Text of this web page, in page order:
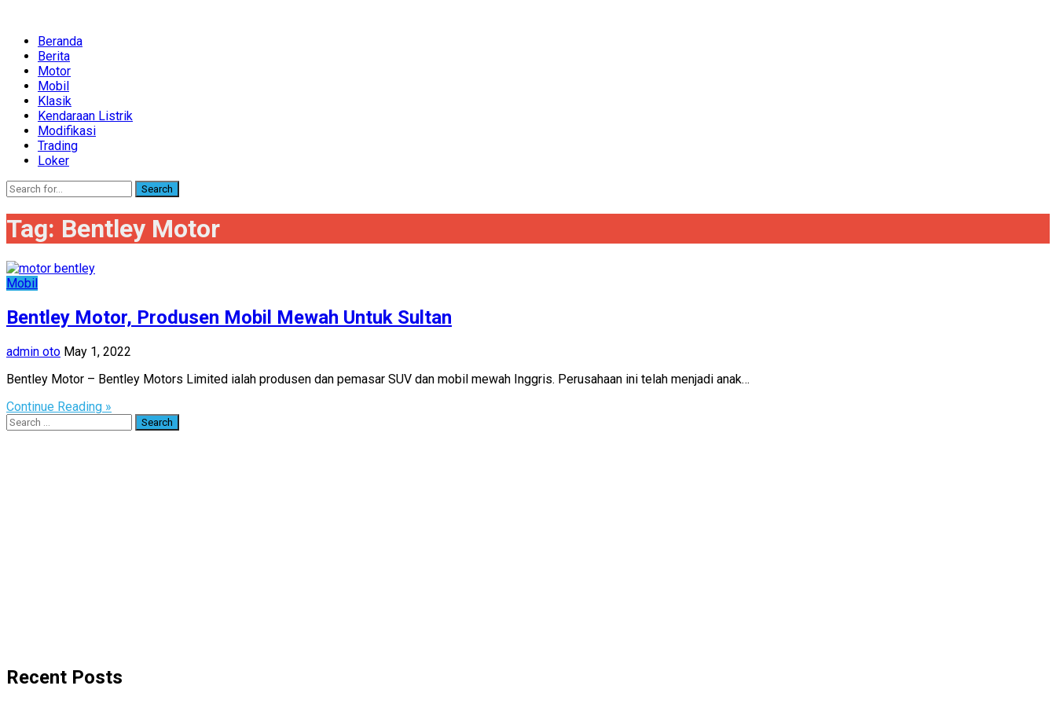
Beranda
Berita
Motor
Mobil
Klasik
Kendaraan Listrik
Modifikasi
Trading
Loker
Search
Tag: Bentley Motor
Mobil
Bentley Motor, Produsen Mobil Mewah Untuk Sultan
admin oto May 1, 2022
Bentley Motor – Bentley Motors Limited ialah produsen dan pemasar SUV dan mobil mewah Inggris. Perusahaan ini telah menjadi anak…
Continue Reading »
Search
for:
Recent Posts